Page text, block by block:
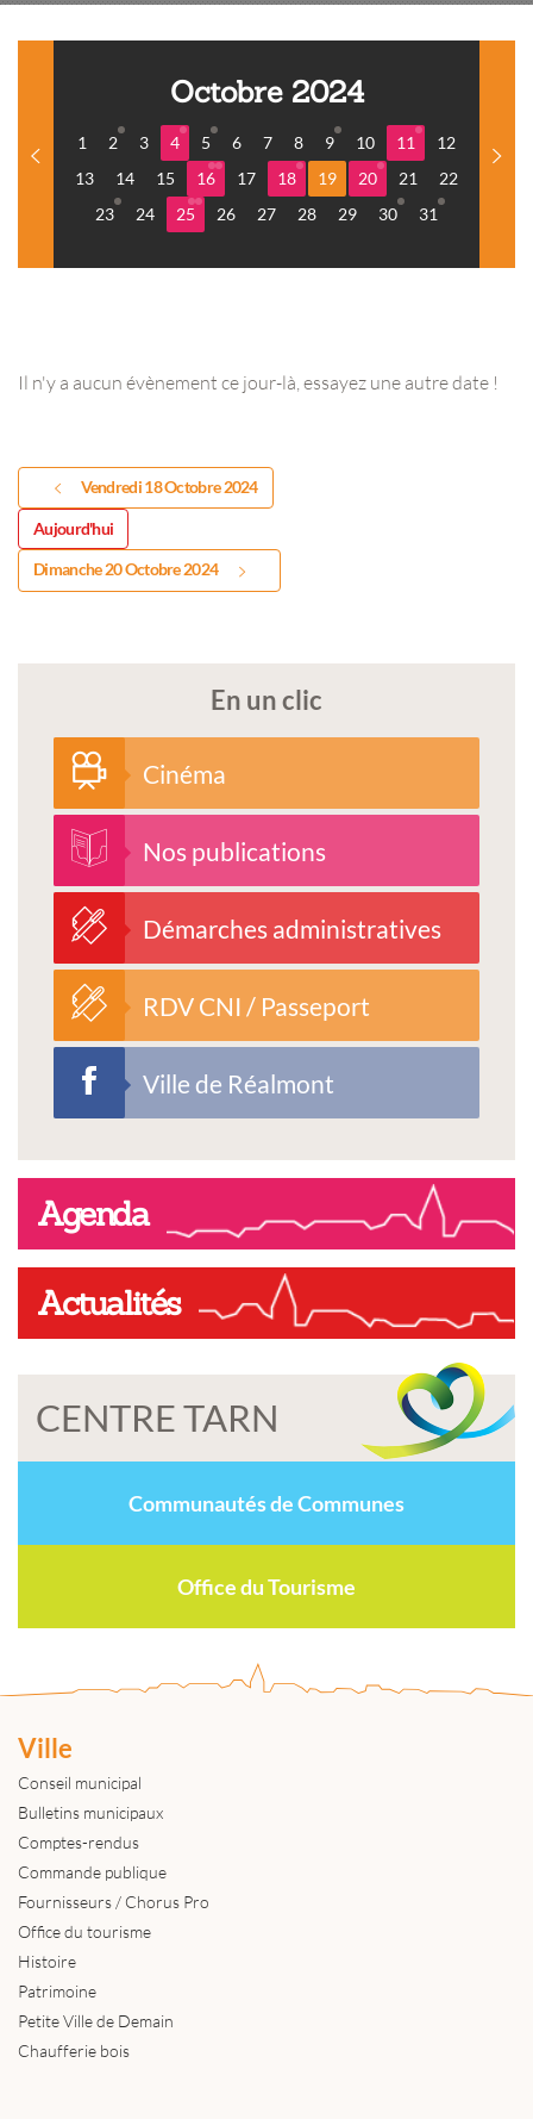
Octobre 2024
1 2 3 4 5 6 7 8 9 10 11
12
13
14 15 16 17 18 19 20 21
22
23
24 25 26 27 28 29 30 31
Il n'y a aucun évènement ce jour-là, essayez une autre date !
Vendredi 18 Octobre 2024
Aujourd'hui
Dimanche 20 Octobre 2024
En un clic
Cinéma
Nos publications
Démarches administratives
RDV CNI / Passeport
Ville de Réalmont
Agenda
Actualités
CENTRE TARN
Communautés de Communes
Office du Tourisme
Ville
Conseil municipal
Bulletins municipaux
Comptes-rendus
Commande publique
Fournisseurs / Chorus Pro
Office du tourisme
Histoire
Patrimoine
Petite Ville de Demain
Chaufferie bois